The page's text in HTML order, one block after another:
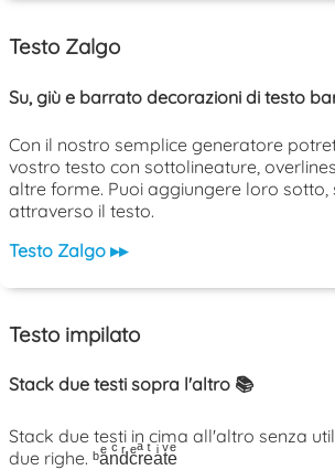
Testo Zalgo
Su, giù e barrato decorazioni di testo
Con il nostro semplice generatore
vostro testo con sottolineature,
altre forme. Puoi aggiungere loro sotto,
attraverso il testo.
Testo Zalgo ▸▸
Testo impilato
Stack due testi sopra l'altro 📚
Stack due testi in cima all'altro senza
due righe. ᵇaͤnͨdͬcͤrͣeͭaͥtͮeͤ